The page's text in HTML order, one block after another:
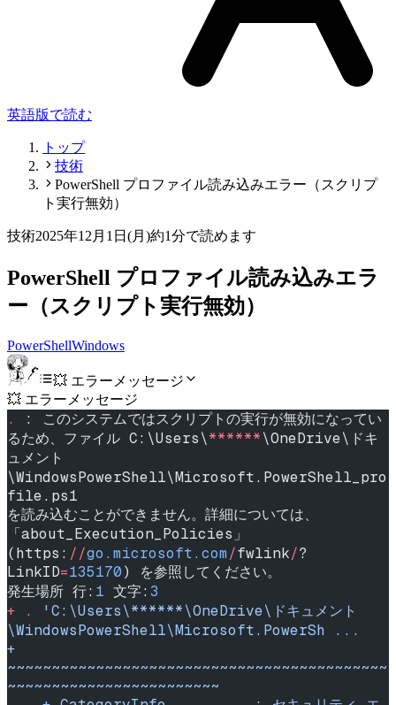
英語版で読む
トップ
技術
PowerShell プロファイル読み込みエラー（スクリプ
ト実行無効）
技術2025年12月1日(月)約1分で読めます
PowerShell プロファイル読み込みエラ
ー（スクリプト実行無効）
PowerShellWindows
💥 エラーメッセージ
💥 エラーメッセージ
.
: このシステムではスクリプトの実行が無効になってい
るため、ファイル C:\Users\******\OneDrive\ドキ
ュメント
\WindowsPowerShell\Microsoft.PowerShell_pro
file.ps1
を読み込むことができません。詳細については、
「about_Execution_Policies」
(https: //go.microsoft.com/fwlink/?
LinkID=135170) を参照してください。
発生場所 行: 1 文字: 3
+ .
'C:\Users\******\OneDrive\ドキュメント
\WindowsPowerShell\Microsoft.PowerSh ...
+
~~~~~~~~~~~~~~~~~~~~~~~~~~~~~~~~~~~~~~~~~~~
~~~~~~~~~~~~~~~~~~~~~~~~